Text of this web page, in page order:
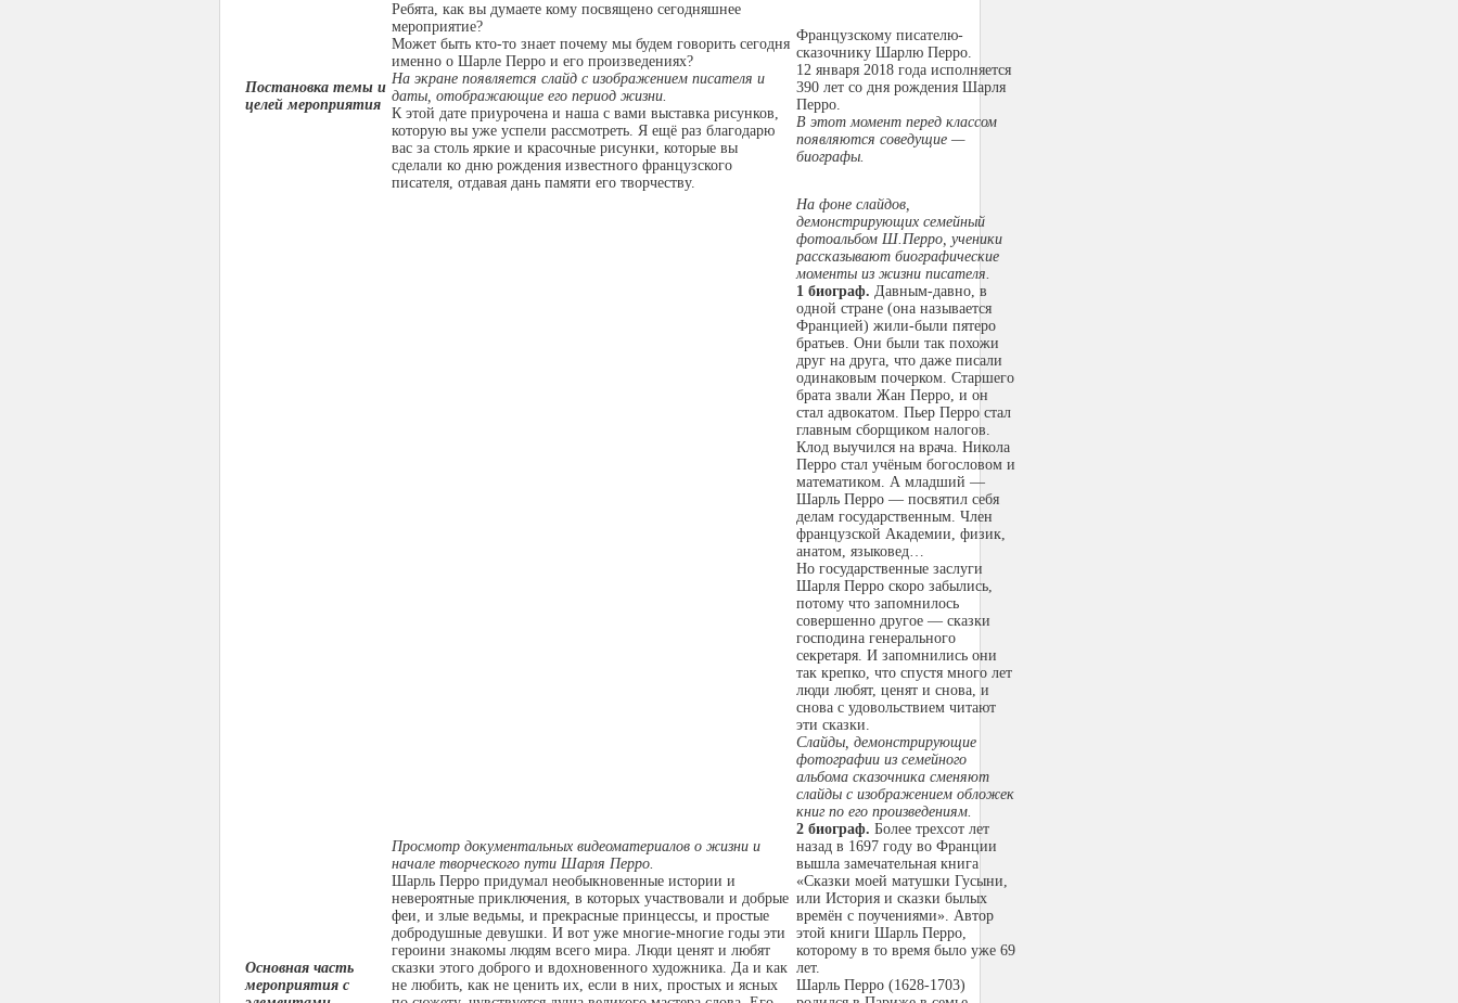
Постановка темы и
целей мероприятия
Ребята, как вы думаете кому посвящено сегодняшнее
мероприятие?
Может быть кто-то знает почему мы будем говорить сегодня
именно о Шарле Перро и его произведениях?
На экране появляется слайд с изображением писателя и
даты, отображающие его период жизни.
К этой дате приурочена и наша с вами выставка рисунков,
которую вы уже успели рассмотреть. Я ещё раз благодарю
вас за столь яркие и красочные рисунки, которые вы
сделали ко дню рождения известного французского
писателя, отдавая дань памяти его творчеству.
Французскому писателю-
сказочнику Шарлю Перро.
12 января 2018 года исполняется
390 лет со дня рождения Шарля
Перро.
В этот момент перед классом
появляются соведущие —
биографы.
Основная часть
мероприятия с
Просмотр документальных видеоматериалов о жизни и
начале творческого пути Шарля Перро.
Шарль Перро придумал необыкновенные истории и
невероятные приключения, в которых участвовали и добрые
феи, и злые ведьмы, и прекрасные принцессы, и простые
добродушные девушки. И вот уже многие-многие годы эти
героини знакомы людям всего мира. Люди ценят и любят
сказки этого доброго и вдохновенного художника. Да и как
не любить, как не ценить их, если в них, простых и ясных
На фоне слайдов,
демонстрирующих семейный
фотоальбом Ш.Перро, ученики
рассказывают биографические
моменты из жизни писателя.
1 биограф. Давным-давно, в
одной стране (она называется
Францией) жили-были пятеро
братьев. Они были так похожи
друг на друга, что даже писали
одинаковым почерком. Старшего
брата звали Жан Перро, и он
стал адвокатом. Пьер Перро стал
главным сборщиком налогов.
Клод выучился на врача. Никола
Перро стал учёным богословом и
математиком. А младший —
Шарль Перро — посвятил себя
делам государственным. Член
французской Академии, физик,
анатом, языковед…
Но государственные заслуги
Шарля Перро скоро забылись,
потому что запомнилось
совершенно другое — сказки
господина генерального
секретаря. И запомнились они
так крепко, что спустя много лет
люди любят, ценят и снова, и
снова с удовольствием читают
эти сказки.
Слайды, демонстрирующие
фотографии из семейного
альбома сказочника сменяют
слайды с изображением обложек
книг по его произведениям.
2 биограф. Более трехсот лет
назад в 1697 году во Франции
вышла замечательная книга
«Сказки моей матушки Гусыни,
или История и сказки былых
времён с поучениями». Автор
этой книги Шарль Перро,
которому в то время было уже 69
лет.
Шарль Перро (1628-1703)